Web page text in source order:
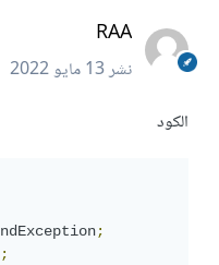
RAA
نشر13 مايو 2022
الكود
;
;